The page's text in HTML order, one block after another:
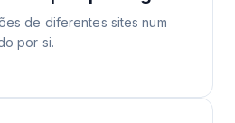
de diferentes sites num
por si.